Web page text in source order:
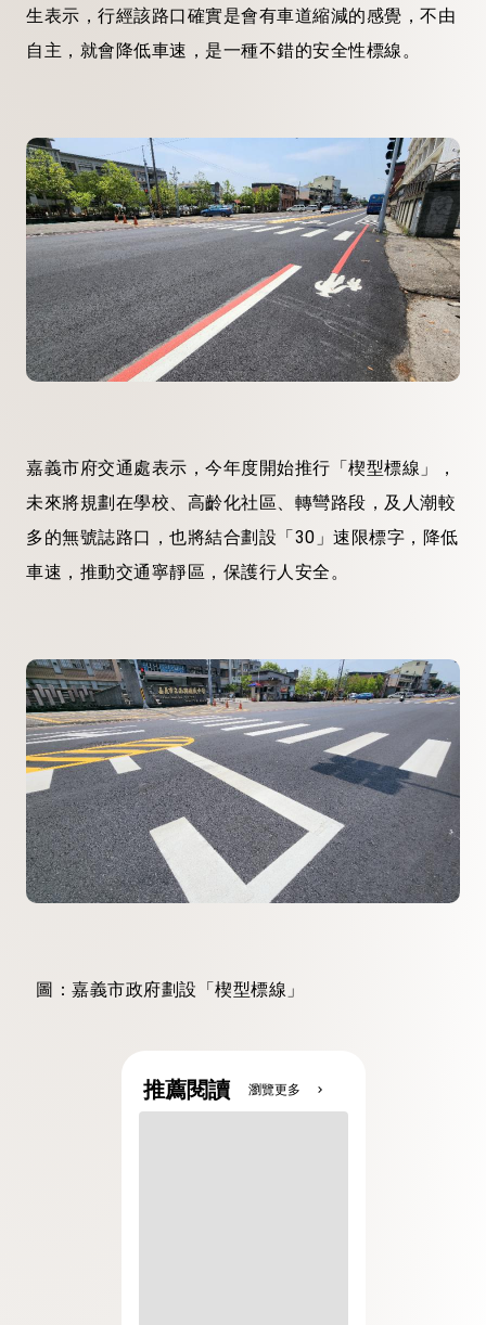
生表示，行經該路口確實是會有車道縮減的感覺，不由
自主，就會降低車速，是一種不錯的安全性標線。
嘉義市府交通處表示，今年度開始推行「楔型標線」，
未來將規劃在學校、高齡化社區、轉彎路段，及人潮較
多的無號誌路口，也將結合劃設「30」速限標字，降低
車速，推動交通寧靜區，保護行人安全。
圖：嘉義市政府劃設「楔型標線」
推薦閱讀 瀏覽更多 chevron_right